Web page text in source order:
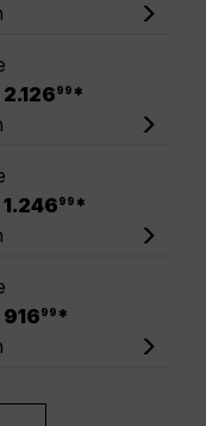
2.126 99 *
1.246 99 *
916 99 *